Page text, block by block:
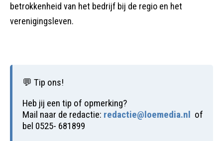
betrokkenheid van het bedrijf bij de regio en het
verenigingsleven.
💬 Tip ons!
Heb jij een tip of opmerking?
Mail naar de redactie: redactie@loemedia.nl of
bel 0525- 681899